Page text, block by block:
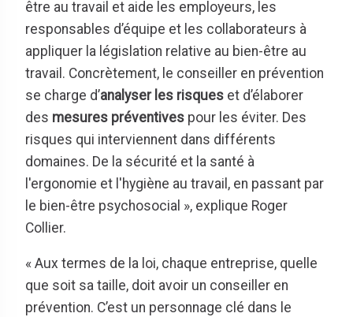
être au travail et aide les employeurs, les
responsables d’équipe et les collaborateurs à
appliquer la législation relative au bien-être au
travail. Concrètement, le conseiller en prévention
se charge d’analyser les risques et d’élaborer
des mesures préventives pour les éviter. Des
risques qui interviennent dans différents
domaines. De la sécurité et la santé à
l'ergonomie et l'hygiène au travail, en passant par
le bien-être psychosocial », explique Roger
Collier.
« Aux termes de la loi, chaque entreprise, quelle
que soit sa taille, doit avoir un conseiller en
prévention. C’est un personnage clé dans le